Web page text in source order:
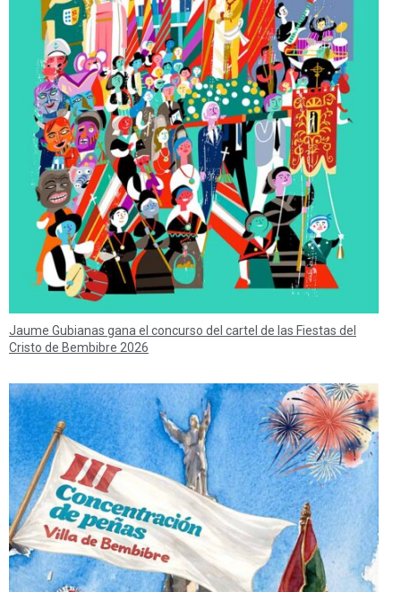
Jaume Gubianas gana el concurso del cartel de las Fiestas del
Cristo de Bembibre 2026